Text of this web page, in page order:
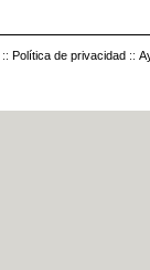
:: Política de privacidad ::